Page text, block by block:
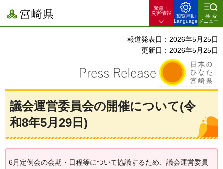
宮崎県
緊急・
災害情報
閲覧補助
Language
検索
メニュー
報道発表日：2026年5月25日
更新日：2026年5月25日
議会運営委員会の開催について(令
和8年5月29日)
6月定例会の会期・日程等について協議するため、議会運営委員